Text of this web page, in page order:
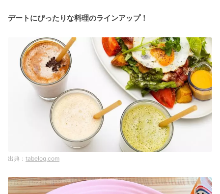
デートにぴったりな料理のラインアップ！
tabelog.com